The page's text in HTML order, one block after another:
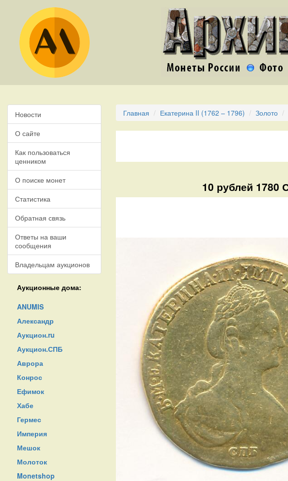
Новости
О сайте
Как пользоваться
ценником
О поиске монет
Статистика
Обратная связь
Ответы на ваши
сообщения
Владельцам аукционов
Аукционные дома:
ANUMIS
Александр
Аукцион.ru
Аукцион.СПБ
Аврора
Конрос
Ефимок
Хабе
Гермес
Империя
Мешок
Молоток
Monetshop
Главная Екатерина II (1762 – 1796) Золото
10 рублей 1780